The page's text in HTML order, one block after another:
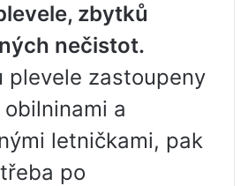
zbytků
nečistot.
plevele zastoupeny
a
letničkami, pak
po